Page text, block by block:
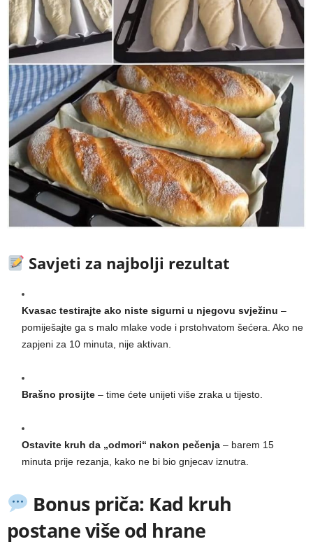
Savjeti za najbolji rezultat
Kvasac testirajte ako niste sigurni u njegovu svježinu –
pomiješajte ga s malo mlake vode i prstohvatom šećera. Ako ne
zapjeni za 10 minuta, nije aktivan.
Brašno prosijte – time ćete unijeti više zraka u tijesto.
Ostavite kruh da „odmori“ nakon pečenja – barem 15
minuta prije rezanja, kako ne bi bio gnjecav iznutra.
Bonus priča: Kad kruh
postane više od hrane